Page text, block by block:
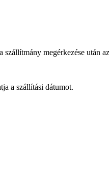
szállítmány megérkezése után
a szállítási dátumot.